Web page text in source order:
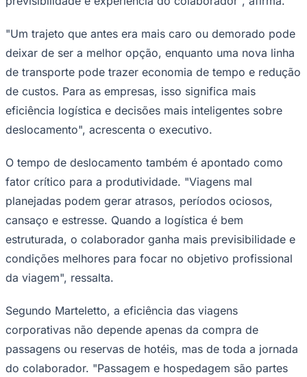
Corinthians
"Um trajeto que antes era mais caro ou demorado pode
deixar de ser a melhor opção, enquanto uma nova linha
de transporte pode trazer economia de tempo e redução
de custos. Para as empresas, isso significa mais
eficiência logística e decisões mais inteligentes sobre
deslocamento", acrescenta o executivo.
O tempo de deslocamento também é apontado como
fator crítico para a produtividade. "Viagens mal
planejadas podem gerar atrasos, períodos ociosos,
cansaço e estresse. Quando a logística é bem
estruturada, o colaborador ganha mais previsibilidade e
condições melhores para focar no objetivo profissional
da viagem", ressalta.
Segundo Marteletto, a eficiência das viagens
corporativas não depende apenas da compra de
passagens ou reservas de hotéis, mas de toda a jornada
do colaborador. "Passagem e hospedagem são partes